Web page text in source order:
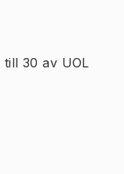
till 30 av UOL